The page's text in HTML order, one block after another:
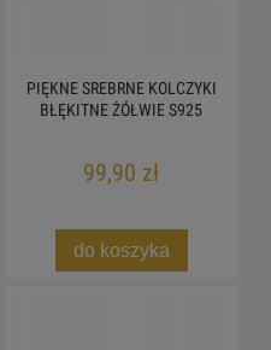
PIĘKNE SREBRNE KOLCZYKI
BŁĘKITNE ŻÓŁWIE S925
99,90 zł
do koszyka